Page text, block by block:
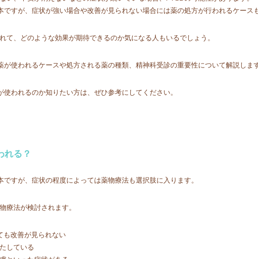
ですが、症状が強い場合や改善が見られない場合には薬の処方が行われるケース
て、どのような効果が期待できるのか気になる人もいるでしょう。
使われるケースや処方される薬の種類、精神科受診の重要性について解説します
われるのか知りたい方は、ぜひ参考にしてください。
れる？
すが、症状の程度によっては薬物療法も選択肢に入ります。
療法が検討されます。
も改善が見られない
している